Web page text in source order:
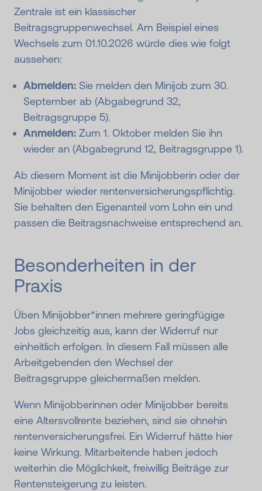
Zentrale ist ein klassischer
Beitragsgruppenwechsel. Am Beispiel eines
Wechsels zum 01.10.2026 würde dies wie folgt
aussehen:
Abmelden: Sie melden den Minijob zum 30.
September ab (Abgabegrund 32,
Beitragsgruppe 5).
Anmelden: Zum 1. Oktober melden Sie ihn
wieder an (Abgabegrund 12, Beitragsgruppe 1).
Ab diesem Moment ist die Minijobberin oder der
Minijobber wieder rentenversicherungspflichtig.
Sie behalten den Eigenanteil vom Lohn ein und
passen die Beitragsnachweise entsprechend an.
Besonderheiten in der
Praxis
Üben Minijobber*innen mehrere geringfügige
Jobs gleichzeitig aus, kann der Widerruf nur
einheitlich erfolgen. In diesem Fall müssen alle
Arbeitgebenden den Wechsel der
Beitragsgruppe gleichermaßen melden.
Wenn Minijobberinnen oder Minijobber bereits
eine Altersvollrente beziehen, sind sie ohnehin
rentenversicherungsfrei. Ein Widerruf hätte hier
keine Wirkung. Mitarbeitende haben jedoch
weiterhin die Möglichkeit, freiwillig Beiträge zur
Rentensteigerung zu leisten.